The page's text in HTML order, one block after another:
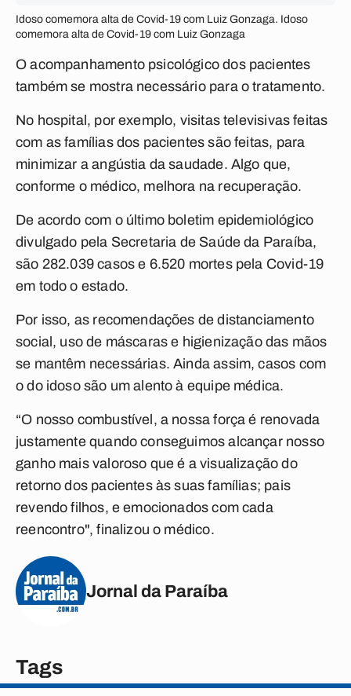
Idoso comemora alta de Covid-19 com Luiz Gonzaga. Idoso
comemora alta de Covid-19 com Luiz Gonzaga
O acompanhamento psicológico dos pacientes
também se mostra necessário para o tratamento.
No hospital, por exemplo, visitas televisivas feitas
com as famílias dos pacientes são feitas, para
minimizar a angústia da saudade. Algo que,
conforme o médico, melhora na recuperação.
De acordo com o último boletim epidemiológico
divulgado pela Secretaria de Saúde da Paraíba,
são 282.039 casos e 6.520 mortes pela Covid-19
em todo o estado.
Por isso, as recomendações de distanciamento
social, uso de máscaras e higienização das mãos
se mantêm necessárias. Ainda assim, casos com
o do idoso são um alento à equipe médica.
“O nosso combustível, a nossa força é renovada
justamente quando conseguimos alcançar nosso
ganho mais valoroso que é a visualização do
retorno dos pacientes às suas famílias; pais
revendo filhos, e emocionados com cada
reencontro", finalizou o médico.
Jornal da Paraíba
Tags